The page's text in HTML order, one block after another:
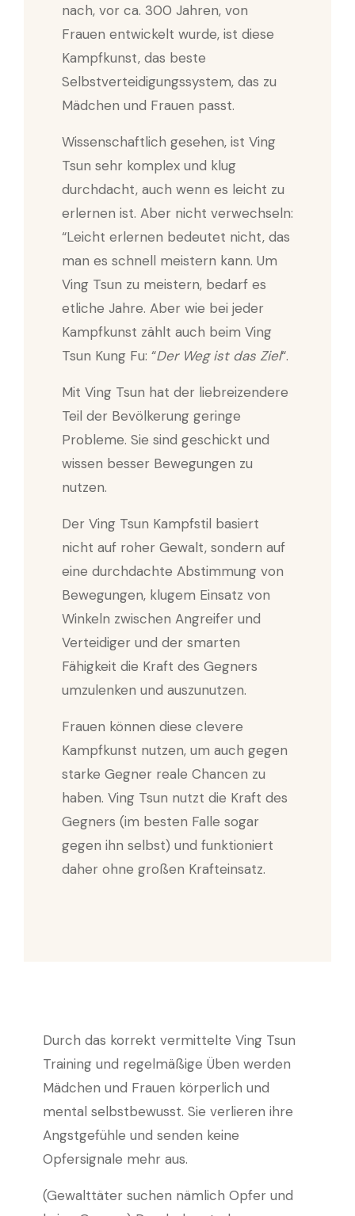
nach, vor ca. 300 Jahren, von
Frauen entwickelt wurde, ist diese
Kampfkunst, das beste
Selbstverteidigungssystem, das zu
Mädchen und Frauen passt.
Wissenschaftlich gesehen, ist Ving
Tsun sehr komplex und klug
durchdacht, auch wenn es leicht zu
erlernen ist. Aber nicht verwechseln:
“Leicht erlernen bedeutet nicht, das
man es schnell meistern kann. Um
Ving Tsun zu meistern, bedarf es
etliche Jahre. Aber wie bei jeder
Kampfkunst zählt auch beim Ving
Tsun Kung Fu: “Der Weg ist das Ziel“.
Mit Ving Tsun hat der liebreizendere
Teil der Bevölkerung geringe
Probleme. Sie sind geschickt und
wissen besser Bewegungen zu
nutzen.
Der Ving Tsun Kampfstil basiert
nicht auf roher Gewalt, sondern auf
eine durchdachte Abstimmung von
Bewegungen, klugem Einsatz von
Winkeln zwischen Angreifer und
Verteidiger und der smarten
Fähigkeit die Kraft des Gegners
umzulenken und auszunutzen.
Frauen können diese clevere
Kampfkunst nutzen, um auch gegen
starke Gegner reale Chancen zu
haben. Ving Tsun nutzt die Kraft des
Gegners (im besten Falle sogar
gegen ihn selbst) und funktioniert
daher ohne großen Krafteinsatz.
Durch das korrekt vermittelte Ving Tsun
Training und regelmäßige Üben werden
Mädchen und Frauen körperlich und
mental selbstbewusst. Sie verlieren ihre
Angstgefühle und senden keine
Opfersignale mehr aus.
(Gewalttäter suchen nämlich Opfer und